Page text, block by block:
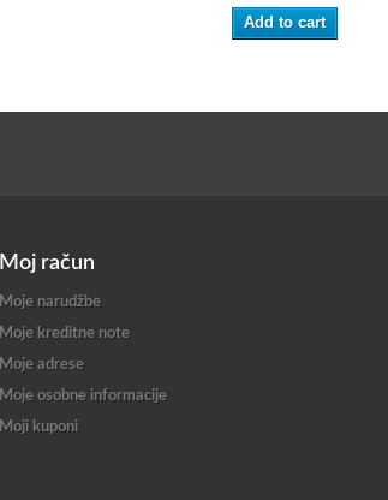
Add to cart
Moj račun
Moje narudžbe
Moje kreditne note
Moje adrese
Moje osobne informacije
Moji kuponi